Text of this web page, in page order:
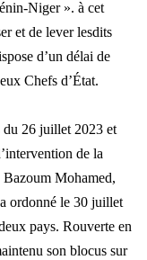
Niger ». à cet
et de lever lesdits
d’un délai de
Chefs d’État.
du 26 juillet 2023 et
de la
Bazoum Mohamed,
ordonné le 30 juillet
pays. Rouverte en
son blocus sur